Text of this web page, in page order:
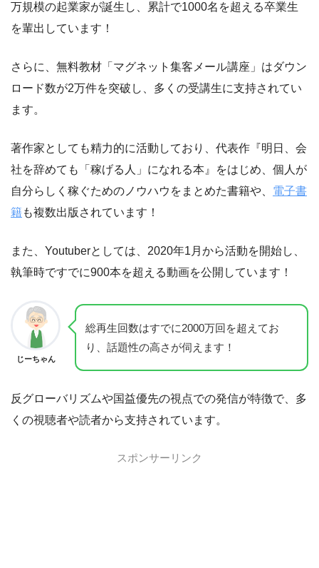
万規模の起業家が誕生し、累計で1000名を超える卒業生
を輩出しています！
さらに、無料教材「マグネット集客メール講座」はダウン
ロード数が2万件を突破し、多くの受講生に支持されてい
ます。
著作家としても精力的に活動しており、代表作『明日、会
社を辞めても「稼げる人」になれる本』をはじめ、個人が
自分らしく稼ぐためのノウハウをまとめた書籍や、 電子書
籍も複数出版されています！
また、Youtuberとしては、2020年1月から活動を開始し、
執筆時ですでに900本を超える動画を公開しています！
じーちゃん
総再生回数はすでに2000万回を超えてお
り、話題性の高さが伺えます！
反グローバリズムや国益優先の視点での発信が特徴で、多
くの視聴者や読者から支持されています。
スポンサーリンク